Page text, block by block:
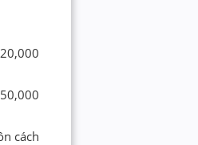
cách